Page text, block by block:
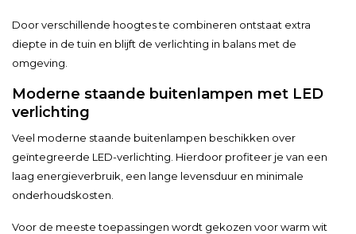
Door verschillende hoogtes te combineren ontstaat extra
diepte in de tuin en blijft de verlichting in balans met de
omgeving.
Moderne staande buitenlampen met LED
verlichting
Veel moderne staande buitenlampen beschikken over
geïntegreerde LED-verlichting. Hierdoor profiteer je van een
laag energieverbruik, een lange levensduur en minimale
onderhoudskosten.
Voor de meeste toepassingen wordt gekozen voor warm wit